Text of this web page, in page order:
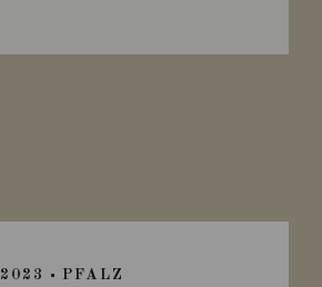
2023 PFALZ